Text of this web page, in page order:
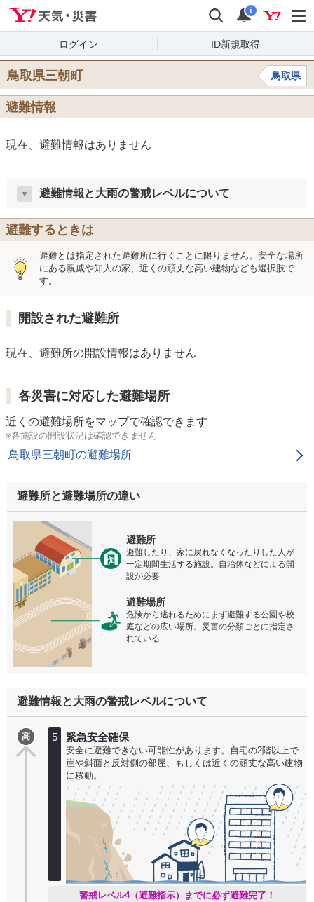
検索 通知
i
ログイン ID新規取得
鳥取県三朝町 鳥取県
避難情報
現在、避難情報はありません
避難情報と大雨の警戒レベルについて
避難するときは
避難とは指定された避難所に行くことに限りません。安全な場所
にある親戚や知人の家、近くの頑丈な高い建物なども選択肢で
す。
開設された避難所
現在、避難所の開設情報はありません
各災害に対応した避難場所
近くの避難場所をマップで確認できます
※各施設の開設状況は確認できません
鳥取県三朝町の避難場所
避難所と避難場所の違い
避難所
避難したり、家に戻れなくなったりした人が
一定期間生活する施設。自治体などによる開
設が必要
避難場所
危険から逃れるためにまず避難する公園や校
庭などの広い場所。災害の分類ごとに指定さ
れている
避難情報と大雨の警戒レベルについて
高 5 緊急安全確保
安全に避難できない可能性があります。自宅の2階以上で
崖や斜面と反対側の部屋、もしくは近くの頑丈な高い建物
に移動。
警戒レベル4（避難指示）までに必ず避難完了！